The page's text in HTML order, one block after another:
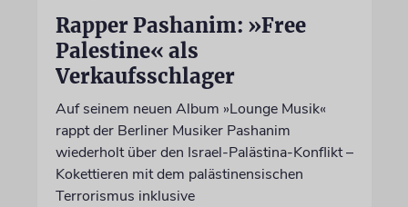
Rapper Pashanim: »Free
Palestine« als
Verkaufsschlager
Auf seinem neuen Album »Lounge Musik«
rappt der Berliner Musiker Pashanim
wiederholt über den Israel-Palästina-Konflikt –
Kokettieren mit dem palästinensischen
Terrorismus inklusive